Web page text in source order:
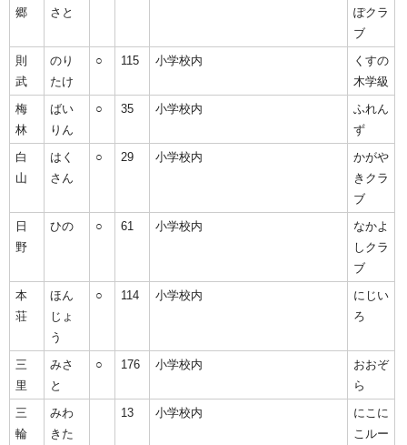
郷
さと
ぽクラ
ブ
則
武
のり
たけ
○ 115 小学校内
くすの
木学級
梅
林
ばい
りん
○ 35 小学校内
ふれん
ず
白
山
はく
さん
○ 29 小学校内
かがや
きクラ
ブ
日
野
ひの ○ 61 小学校内
なかよ
しクラ
ブ
本
荘
ほん
じょ
う
○ 114 小学校内
にじい
ろ
三
里
みさ
と
○ 176 小学校内
おおぞ
ら
三
輪
みわ
きた
13 小学校内
にこに
こルー